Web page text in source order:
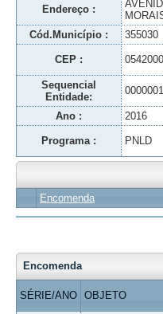
Endereço :
Cód.Município : 355030
CEP :
Sequencial
Entidade:
Ano : 2016
Programa : PNLD
Encomenda
Encomenda
SÉRIE/ANO OBJETO